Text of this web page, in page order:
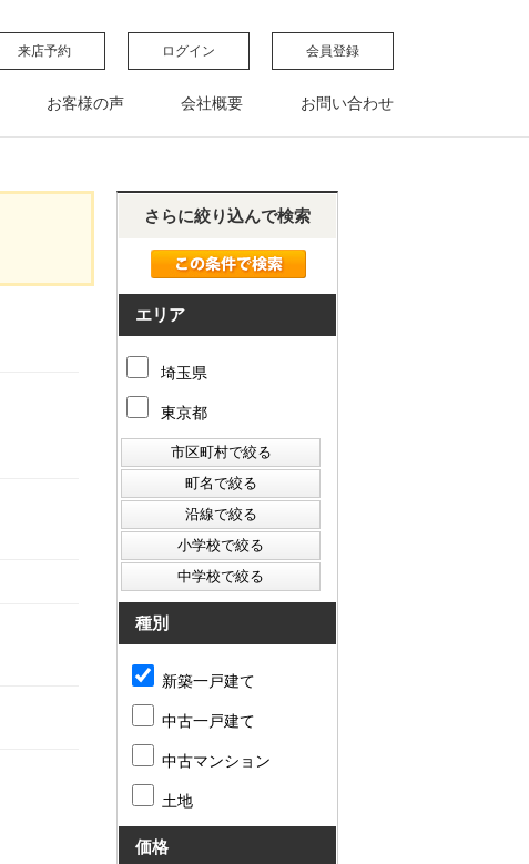
来店予約 ログイン 会員登録
お客様の声 会社概要 お問い合わせ
さらに絞り込んで検索
エリア
埼玉県
東京都
種別
新築一戸建て
中古一戸建て
中古マンション
土地
価格